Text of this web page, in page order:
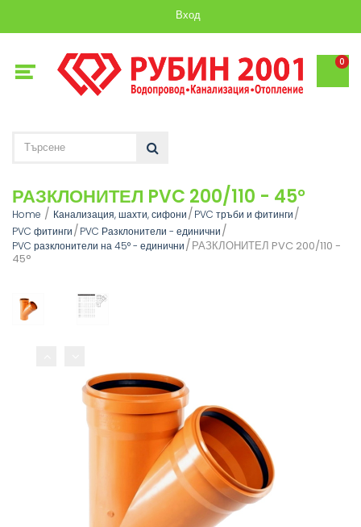
Вход
0
РАЗКЛОНИТЕЛ PVC 200/110 - 45°
Home Канализация, шахти, сифони
PVC тръби и фитинги
PVC фитинги
PVC Разклонители - единични
PVC разклонители на 45° - единични
РАЗКЛОНИТЕЛ PVC 200/110 -
45°